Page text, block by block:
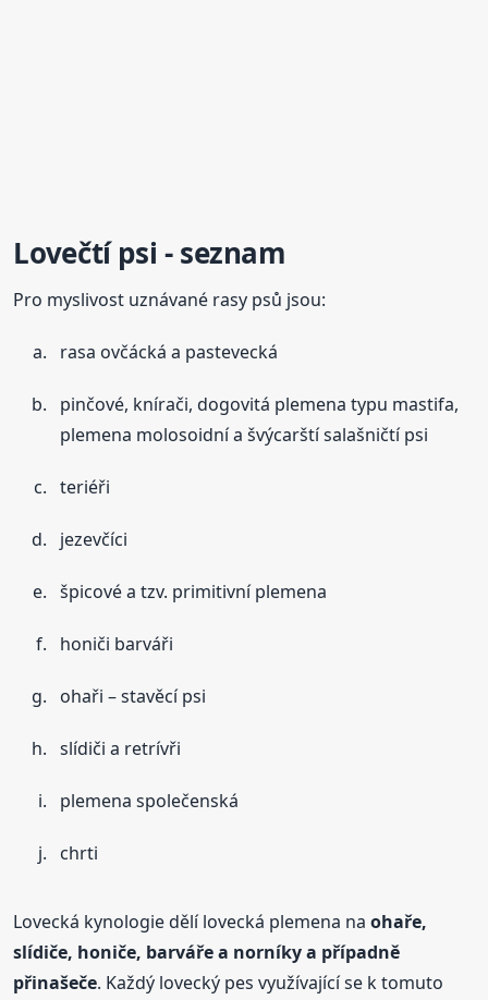
Lovečtí psi - seznam
Pro myslivost uznávané rasy psů jsou:
rasa ovčácká a pastevecká
pinčové, knírači, dogovitá plemena typu mastifa,
plemena molosoidní a švýcarští salašničtí psi
teriéři
jezevčíci
špicové a tzv. primitivní plemena
honiči barváři
ohaři – stavěcí psi
slídiči a retrívři
plemena společenská
chrti
Lovecká kynologie dělí lovecká plemena naohaře,
slídiče, honiče, barváře a norníky a případně
přinašeče. Každý lovecký pes využívající se k tomuto